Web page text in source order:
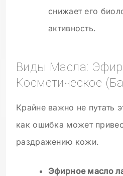
снижает его
активность.
Виды Масла:
Косметическое
Крайне важно не путать
как ошибка может
раздражению кожи.
Эфирное масло